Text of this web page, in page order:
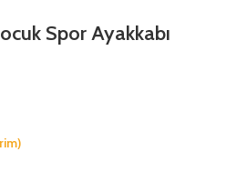
Spor Ayakkabı